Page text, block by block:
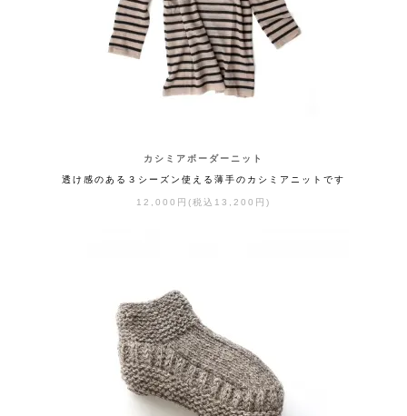
カシミアボーダーニット
透け感のある３シーズン使える薄手のカシミアニットです
12,000円(税込13,200円)